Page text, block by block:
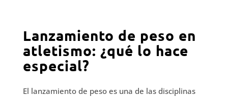
Lanzamiento de peso en
atletismo: ¿qué lo hace
especial?
El lanzamiento de peso es una de las disciplinas